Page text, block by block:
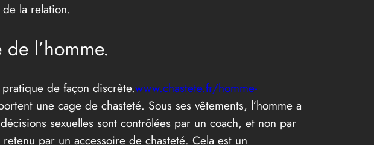
la relation.
l’homme.
de façon discrète.www.chastete.fr/homme-
une cage de chasteté. Sous ses vêtements, l’homme a
sexuelles sont contrôlées par un coach, et non par
par un accessoire de chasteté. Cela est un